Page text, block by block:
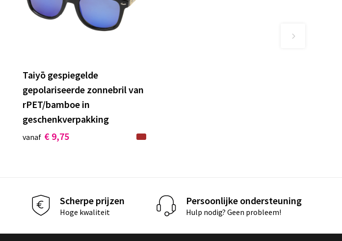
Taiyō gespiegelde
gepolariseerde zonnebril van
rPET/bamboe in
geschenkverpakking
vanaf € 9,75
Scherpe prijzen
Hoge kwaliteit
Persoonlijke ondersteuning
Hulp nodig? Geen probleem!